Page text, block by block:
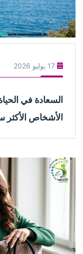
17 يوليو 2026
الأشخاص الأكثر